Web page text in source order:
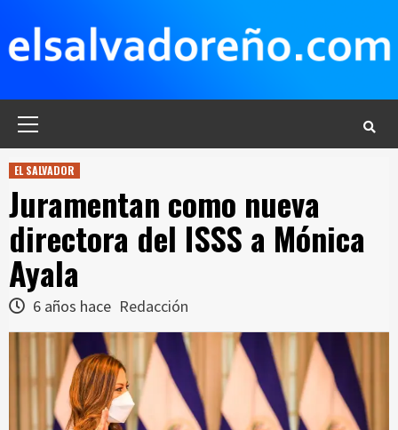
contenido
EL SALVADOR
Juramentan como nueva
directora del ISSS a Mónica
Ayala
6 años hace Redacción